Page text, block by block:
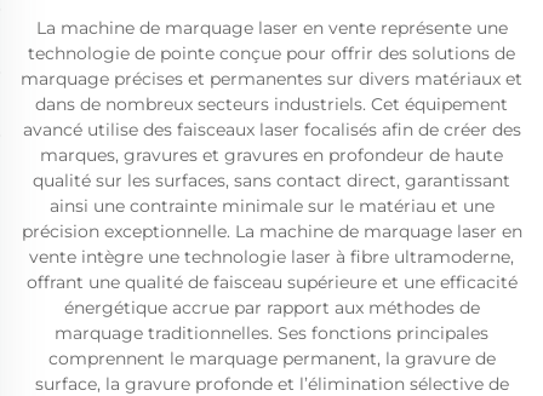
La machine de marquage laser en vente représente une
technologie de pointe conçue pour offrir des solutions de
marquage précises et permanentes sur divers matériaux et
dans de nombreux secteurs industriels. Cet équipement
avancé utilise des faisceaux laser focalisés afin de créer des
marques, gravures et gravures en profondeur de haute
qualité sur les surfaces, sans contact direct, garantissant
ainsi une contrainte minimale sur le matériau et une
précision exceptionnelle. La machine de marquage laser en
vente intègre une technologie laser à fibre ultramoderne,
offrant une qualité de faisceau supérieure et une efficacité
énergétique accrue par rapport aux méthodes de
marquage traditionnelles. Ses fonctions principales
comprennent le marquage permanent, la gravure de
surface, la gravure profonde et l’élimination sélective de